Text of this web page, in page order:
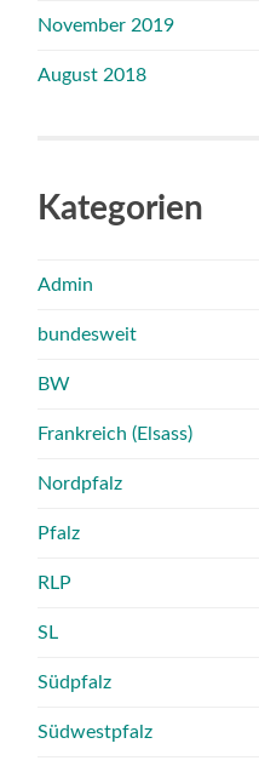
November 2019
August 2018
Kategorien
Admin
bundesweit
BW
Frankreich (Elsass)
Nordpfalz
Pfalz
RLP
SL
Südpfalz
Südwestpfalz